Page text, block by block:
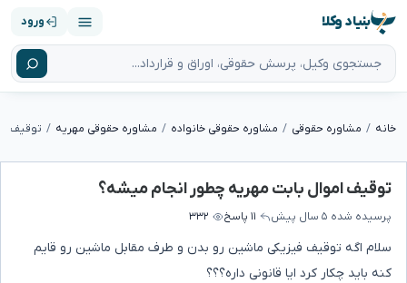
بنیاد وکلا ورود
خانه مشاوره حقوقی مشاوره حقوقی خانواده مشاوره حقوقی مهریه توقیف
توقیف اموال بابت مهریه چطور انجام میشه؟
پرسیده شده ۵ سال پیش ۱۱ پاسخ ۳۳۲
سلام اگه توقیف فیزیکی ماشین رو بدن و طرف مقابل ماشین رو قایم
کنه باید چکار کرد ایا قانونی داره؟؟؟